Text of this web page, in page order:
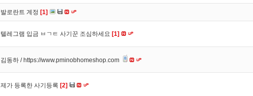
발로란트 계정 [1]
텔레그램 입금 ㅂㄱㅌ 사기꾼 조심하세요 [1]
김동하 / https://www.pminobhomeshop.com
제가 등록한 사기등록 [2]